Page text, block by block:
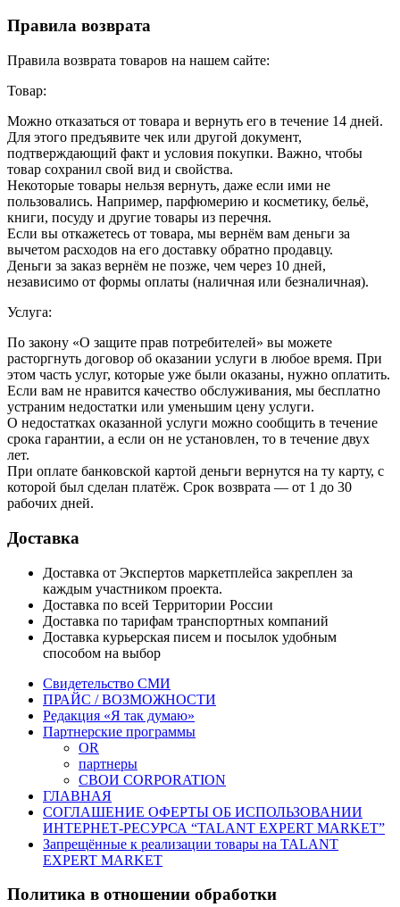
Правила возврата
Правила возврата товаров на нашем сайте:
Товар:
Можно отказаться от товара и вернуть его в течение 14 дней.
Для этого предъявите чек или другой документ,
подтверждающий факт и условия покупки. Важно, чтобы
товар сохранил свой вид и свойства.
Некоторые товары нельзя вернуть, даже если ими не
пользовались. Например, парфюмерию и косметику, бельё,
книги, посуду и другие товары из перечня.
Если вы откажетесь от товара, мы вернём вам деньги за
вычетом расходов на его доставку обратно продавцу.
Деньги за заказ вернём не позже, чем через 10 дней,
независимо от формы оплаты (наличная или безналичная).
Услуга:
По закону «О защите прав потребителей» вы можете
расторгнуть договор об оказании услуги в любое время. При
этом часть услуг, которые уже были оказаны, нужно оплатить.
Если вам не нравится качество обслуживания, мы бесплатно
устраним недостатки или уменьшим цену услуги.
О недостатках оказанной услуги можно сообщить в течение
срока гарантии, а если он не установлен, то в течение двух
лет.
При оплате банковской картой деньги вернутся на ту карту, с
которой был сделан платёж. Срок возврата — от 1 до 30
рабочих дней.
Доставка
Доставка от Экспертов маркетплейса закреплен за
каждым участником проекта.
Доставка по всей Территории России
Доставка по тарифам транспортных компаний
Доставка курьерская писем и посылок удобным
способом на выбор
Свидетельство СМИ
ПРАЙС / ВОЗМОЖНОСТИ
Редакция «Я так думаю»
Партнерские программы
OR
партнеры
СВОИ CORPORATION
ГЛАВНАЯ
СОГЛАШЕНИЕ ОФЕРТЫ ОБ ИСПОЛЬЗОВАНИИ
ИНТЕРНЕТ-РЕСУРСА “TALANT EXPERT MARKET”
Запрещённые к реализации товары на TALANT
EXPERT MARKET
Политика в отношении обработки